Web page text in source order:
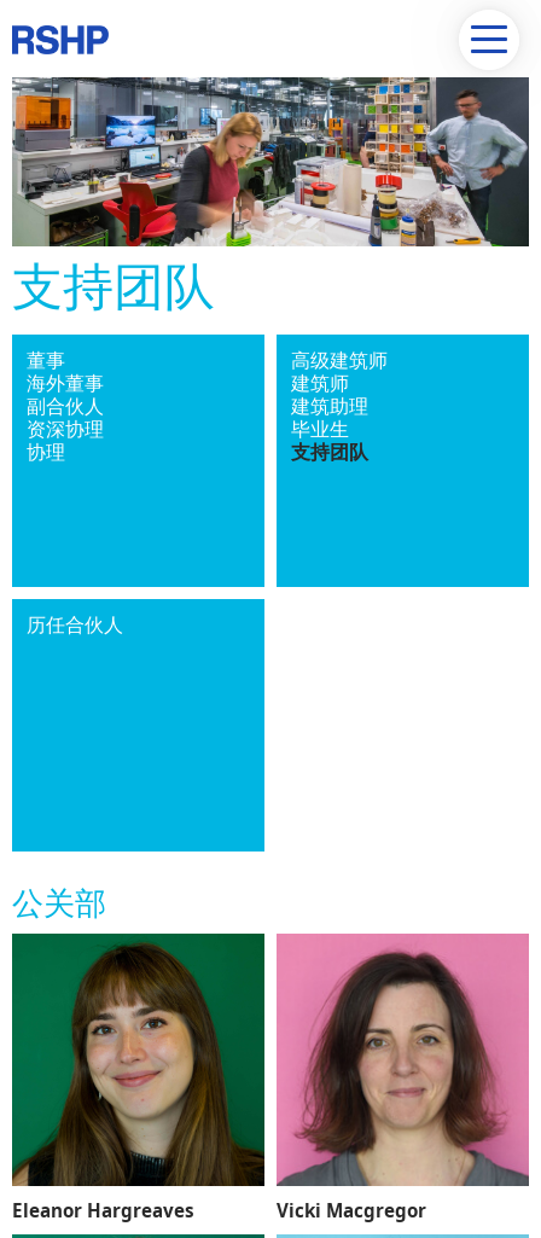
支持团队
董事
海外董事
副合伙人
资深协理
协理
高级建筑师
建筑师
建筑助理
毕业生
支持团队
历任合伙人
公关部
Eleanor Hargreaves Vicki Macgregor